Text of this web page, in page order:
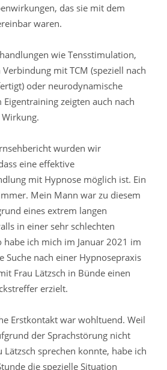
das sie mit dem
waren.
wie Tensstimulation,
mit TCM (speziell nach
oder neurodynamische
zeigten auch nach
wurden wir
eine effektive
mit Hypnose möglich ist. Ein
Mein Mann war zu diesem
eines extrem langen
in einer sehr schlechten
habe ich mich im Januar 2021 im
Suche nach einer Hypnosepraxis
Frau Lätzsch in Bünde einen
erzielt.
Erstkontakt war wohltuend. Weil
der Sprachstörung nicht
Lätzsch sprechen konnte, habe ich
die spezielle Situation